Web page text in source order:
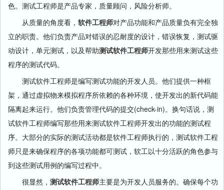
色。测试工程师是产品专家，质量顾问，风险分析师。
从质量的角度看， 软件工程师对产品功能和产品质量负有完全独
立的职责。他们负责产品对错误的忍耐度的设计，错误恢复，测试驱
动设计，单元测试，以及帮助测试软件工程师开发那些用来测试这些
程序的测试代码。
测试软件工程师是编写测试功能的开发人员。他们提供一种框
架，通过虚拟物来模拟程序所依赖的各种环境，使开发出的新代码能
隔离起来运行。他们负责管理代码的提交(check-in)。换句话说，测
试软件工程师编写那些用来测试软件工程师开发出的功能的测试程
序。大部分的实际的测试活动都是软件工程师执行的，测试软件工程
师只是来确保程序的各项功能都可测试，软工以十分活跃的角色参与
到这些测试用例的编写过程中。
很显然， 测试软件工程师主要是为开发人员服务的。确保每个功